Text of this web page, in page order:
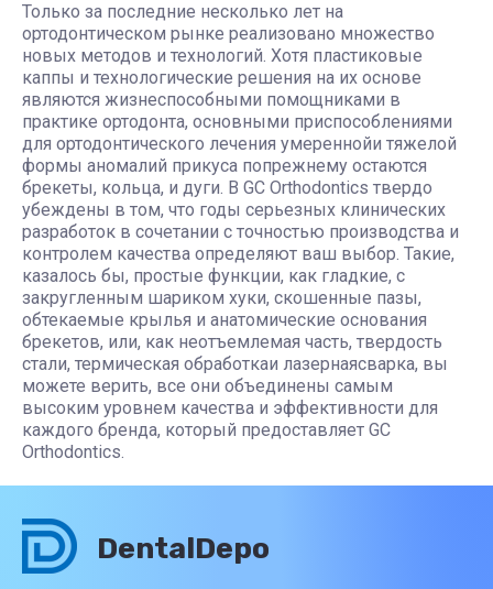
Только за последние несколько лет на
ортодонтическом рынке реализовано множество
новых методов и технологий. Хотя пластиковые
каппы и технологические решения на их основе
являются жизнеспособными помощниками в
практике ортодонта, основными приспособлениями
для ортодонтического лечения умереннойи тяжелой
формы аномалий прикуса попрежнему остаются
брекеты, кольца, и дуги. В GC Orthodontics твердо
убеждены в том, что годы серьезных клинических
разработок в сочетании с точностью производства и
контролем качества определяют ваш выбор. Такие,
казалось бы, простые функции, как гладкие, с
закругленным шариком хуки, скошенные пазы,
обтекаемые крылья и анатомические основания
брекетов, или, как неотъемлемая часть, твердость
стали, термическая обработкаи лазернаясварка, вы
можете верить, все они объединены самым
высоким уровнем качества и эффективности для
каждого бренда, который предоставляет GC
Orthodontics.
DentalDepo